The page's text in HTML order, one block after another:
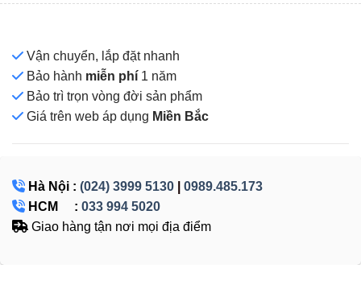
Vận chuyển, lắp đặt nhanh
Bảo hành miễn phí 1 năm
Bảo trì trọn vòng đời sản phẩm
Giá trên web áp dụng Miền Bắc
Hà Nội : (024) 3999 5130
0989.485.173
HCM : 033 994 5020
Giao hàng tận nơi mọi địa điểm